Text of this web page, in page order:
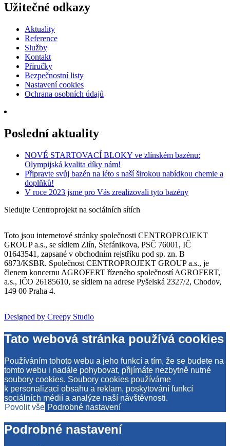
Užitečné odkazy
Aktuality
Reference
Služby
Kontakt
Příručky
Bezpečnostní listy
Nastavení cookies
Ochrana osobních údajů
Poslední aktuality
NOVÉ STARTOVACÍ BLOKY ve zlínském bazénu:
Olympijská kvalita díky nám!
Připravte svůj bazén na léto s naší širokou nabídkou chemie a
doplňků!
V roce 2023 jsme pro Vás zrealizovali tyto bazény
Sledujte Centroprojekt na sociálních sítích
Toto jsou internetové stránky společnosti CENTROPROJEKT
GROUP a.s., se sídlem Zlín, Štefánikova, PSČ 76001, IČ
01643541, zapsané v obchodním rejstříku pod sp. zn. B
6873/KSBR. Společnost CENTROPROJEKT GROUP a.s., je
členem koncernu AGROFERT řízeného společností AGROFERT,
a.s., IČO 26185610, se sídlem na adrese Pyšelská 2327/2, Chodov,
149 00 Praha 4.
Designed by Creepy Studio
Tato webová stránka používá cookies
Používáním tohoto webu a jeho funkcí a tím, že se budete na
tomto webu i nadále pohybovat, přijímáte nezbytně nutné
soubory cookies. Soubory cookies používáme
k personalizaci obsahu a reklam, poskytování funkcí
sociálních médií a analýze naší návštěvnosti.
Povolit vše Podrobné nastavení
Podrobné nastavení